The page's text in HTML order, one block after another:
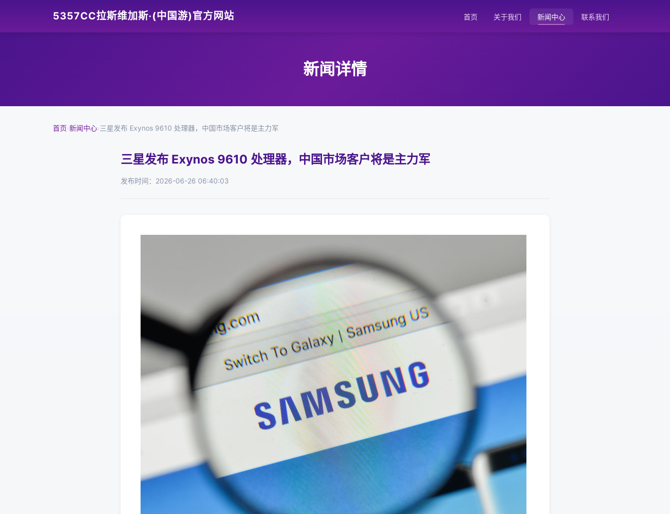
5357CC拉斯维加斯·(中国游)官方网站 首页 关于我们 新闻中心 联系我们
新闻详情
首页›新闻中心›三星发布 Exynos 9610 处理器，中国市场客户将是主力军
三星发布 Exynos 9610 处理器，中国市场客户将是主力军
发布时间：2026-06-26 06:40:03